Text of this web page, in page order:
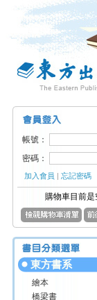
帳號：
密碼：
加入會員 |忘記密碼
購物車目前是
東方書系
繪本
橋梁書